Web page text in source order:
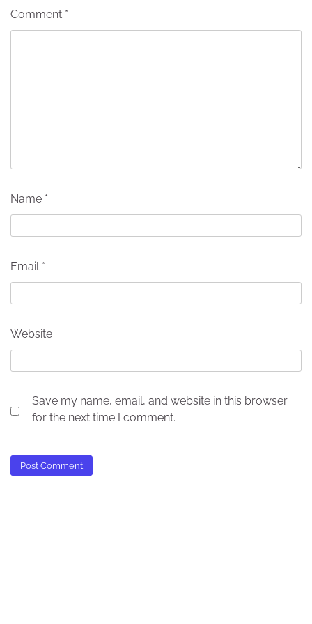
Comment *
Name *
Email *
Website
Save my name, email, and website in this browser
for the next time I comment.